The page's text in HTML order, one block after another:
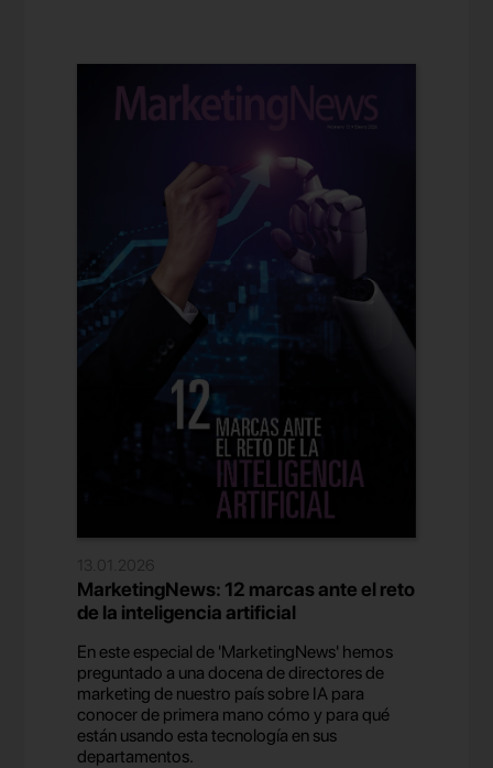
13.01.2026
MarketingNews: 12 marcas ante el reto
de la inteligencia artificial
En este especial de 'MarketingNews' hemos
preguntado a una docena de directores de
marketing de nuestro país sobre IA para
conocer de primera mano cómo y para qué
están usando esta tecnología en sus
departamentos.